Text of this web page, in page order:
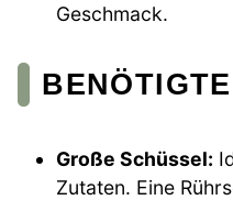
Geschmack.
Große Schüssel:
Zutaten. Eine